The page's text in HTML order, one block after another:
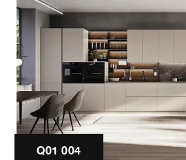
Q01 004